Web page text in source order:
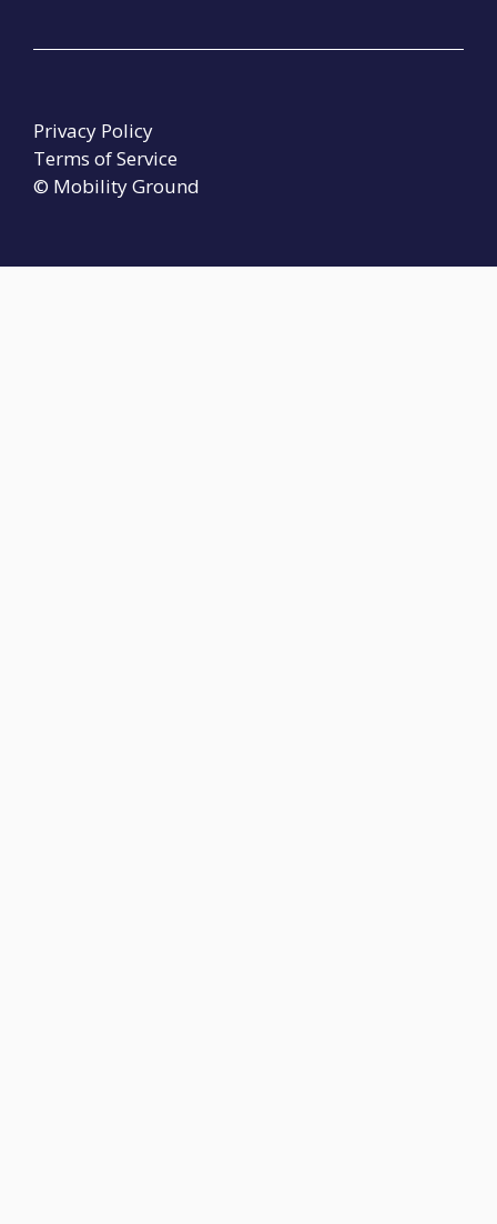
© Mobility Ground
Privacy Policy
Terms of Service